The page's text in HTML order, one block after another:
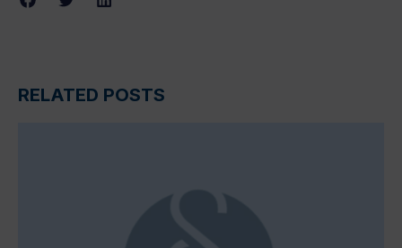
RELATED POSTS